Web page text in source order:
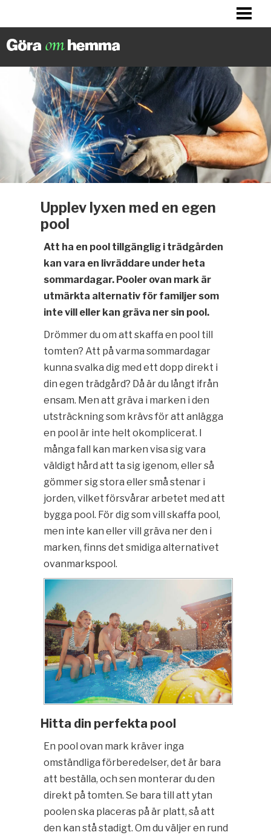
LITET KÖK? HITTA INSPIRATION!
FIXA HALLEN
BLOGG
Upplev lyxen med en egen
pool
Att ha en pool tillgänglig i trädgården
kan vara en livräddare under heta
sommardagar. Pooler ovan mark är
utmärkta alternativ för familjer som
inte vill eller kan gräva ner sin pool.
Drömmer du om att skaffa en pool till
tomten? Att på varma sommardagar
kunna svalka dig med ett dopp direkt i
din egen trädgård? Då är du långt ifrån
ensam. Men att gräva i marken i den
utsträckning som krävs för att anlägga
en pool är inte helt okomplicerat. I
många fall kan marken visa sig vara
väldigt hård att ta sig igenom, eller så
gömmer sig stora eller små stenar i
jorden, vilket försvårar arbetet med att
bygga pool. För dig som vill skaffa pool,
men inte kan eller vill gräva ner den i
marken, finns det smidiga alternativet
ovanmarkspool.
Hitta din perfekta pool
En pool ovan mark kräver inga
omständliga förberedelser, det är bara
att beställa, och sen monterar du den
direkt på tomten. Se bara till att ytan
poolen ska placeras på är platt, så att
den kan stå stadigt. Om du väljer en rund